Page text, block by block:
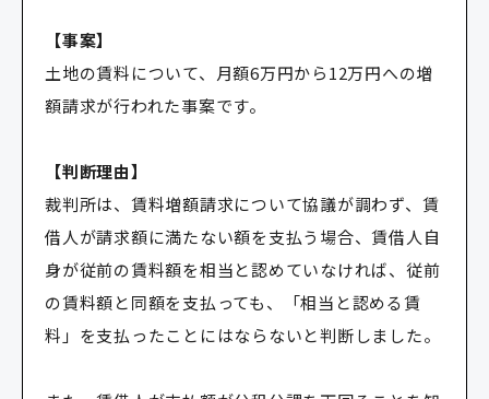
【事案】
土地の賃料について、月額6万円から12万円への増
額請求が行われた事案です。
【判断理由】
裁判所は、賃料増額請求について協議が調わず、賃
借人が請求額に満たない額を支払う場合、賃借人自
身が従前の賃料額を相当と認めていなければ、従前
の賃料額と同額を支払っても、「相当と認める賃
料」を支払ったことにはならないと判断しました。